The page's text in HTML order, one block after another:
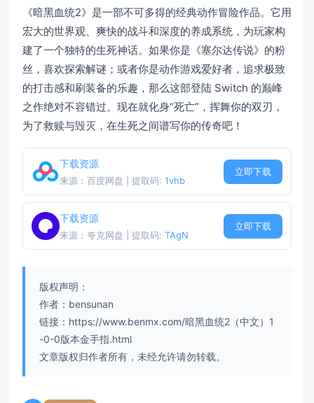
《暗黑血统2》是一部不可多得的经典动作冒险作品。它用
宏大的世界观、爽快的战斗和深度的养成系统，为玩家构
建了一个独特的生死神话。如果你是《塞尔达传说》的粉
丝，喜欢探索解谜；或者你是动作游戏爱好者，追求极致
的打击感和刷装备的乐趣，那么这部登陆 Switch 的巅峰
之作绝对不容错过。现在就化身“死亡”，挥舞你的双刃，
为了救赎与毁灭，在生死之间谱写你的传奇吧！
下载资源
来源：百度网盘 | 提取码: 1vhb
立即下载
下载资源
来源：夸克网盘 | 提取码: TAgN
立即下载
版权声明：
作者：bensunan
链接：https://www.benmx.com/暗黑血统2（中文）1
-0-0版本金手指.html
文章版权归作者所有，未经允许请勿转载。